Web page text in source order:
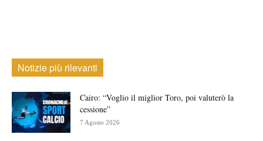
Notizie più rilevanti
Cairo: “Voglio il miglior Toro, poi valuterò la
cessione”
7 Agosto 2026